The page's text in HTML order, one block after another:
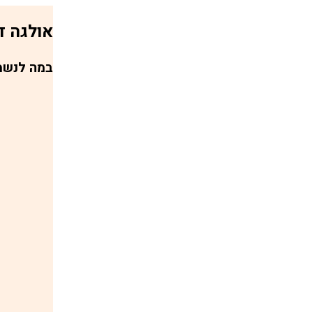
אולגה
במה